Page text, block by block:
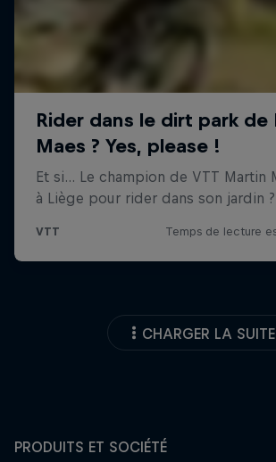
CHARGER LA SUITE